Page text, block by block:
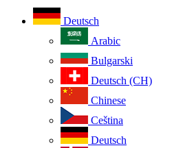
Deutsch
Arabic
Bulgarski
Deutsch (CH)
Chinese
Ceština
Deutsch